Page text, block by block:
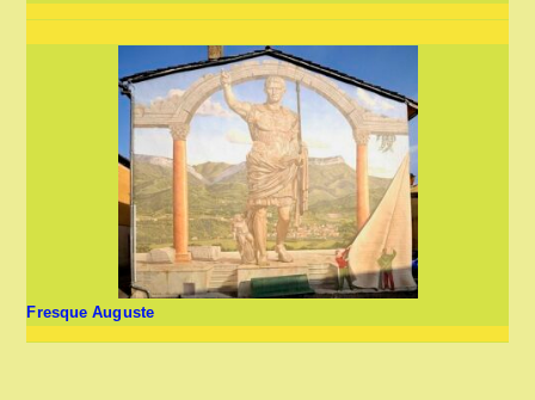
Fresque Auguste